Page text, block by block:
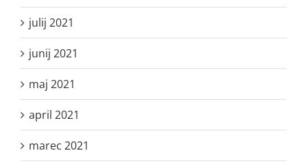
julij 2021
junij 2021
maj 2021
april 2021
marec 2021